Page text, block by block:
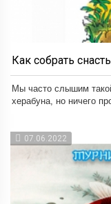
Как собрать
Мы часто слышим
херабуна, но ничего
07.06.2022